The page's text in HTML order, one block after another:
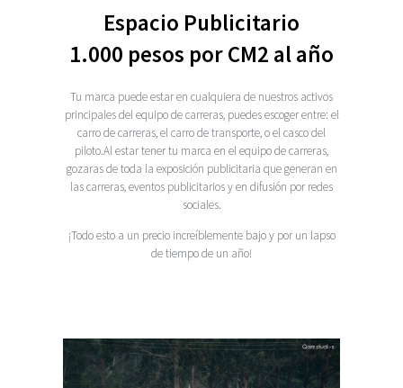
Espacio Publicitario
1.000 pesos por CM2 al año
Tu marca puede estar en cualquiera de nuestros activos
principales del equipo de carreras, puedes escoger entre: el
carro de carreras, el carro de transporte, o el casco del
piloto.Al estar tener tu marca en el equipo de carreras,
gozaras de toda la exposición publicitaria que generan en
las carreras, eventos publicitarios y en difusión por redes
sociales.
¡Todo esto a un precio increíblemente bajo y por un lapso
de tiempo de un año!